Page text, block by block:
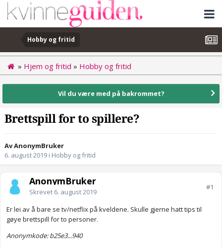
Hobby og fritid
» Hjem og fritid » Hobby og fritid
Vil du være med på bakrommet?
Brettspill for to spillere?
Av AnonymBruker
6. august 2019 i Hobby og fritid
AnonymBruker
Skrevet 6. august 2019
#1
Er lei av å bare se tv/netflix på kveldene. Skulle gjerne hatt tips til
gøye brettspill for to personer.
Anonymkode: b25e3...940